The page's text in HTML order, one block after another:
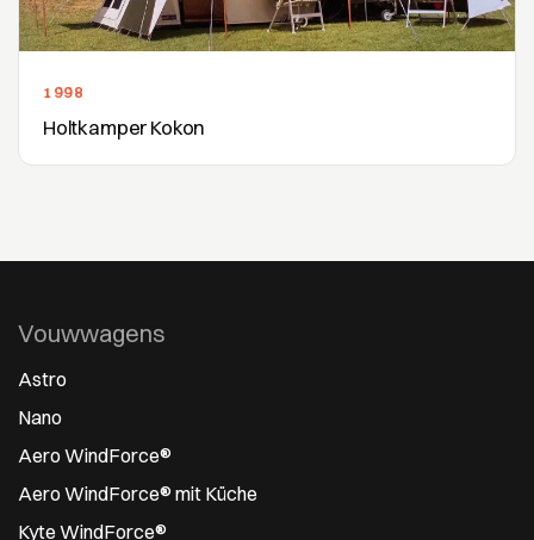
1998
Holtkamper Kokon
Vouwwagens
Astro
Nano
Aero WindForce®
Aero WindForce® mit Küche
Kyte WindForce®